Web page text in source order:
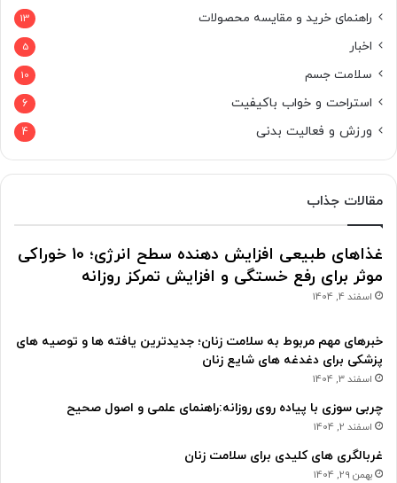
راهنمای خرید و مقایسه محصولات 13
اخبار 5
سلامت جسم 10
استراحت و خواب باکیفیت 6
ورزش و فعالیت بدنی 4
مقالات جذاب
غذاهای طبیعی افزایش دهنده سطح انرژی؛ 10 خوراکی
موثر برای رفع خستگی و افزایش تمرکز روزانه
اسفند 4, 1404
خبرهای مهم مربوط به سلامت زنان؛ جدیدترین یافته ها و توصیه های
پزشکی برای دغدغه های شایع زنان
اسفند 3, 1404
چربی سوزی با پیاده روی روزانه:راهنمای علمی و اصول صحیح
اسفند 2, 1404
غربالگری های کلیدی برای سلامت زنان
بهمن 29, 1404